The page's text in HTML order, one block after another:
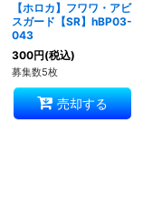
【ホロカ】フワワ・アビ
スガード【SR】hBP03-
043
300円(税込)
募集数5枚
売却する